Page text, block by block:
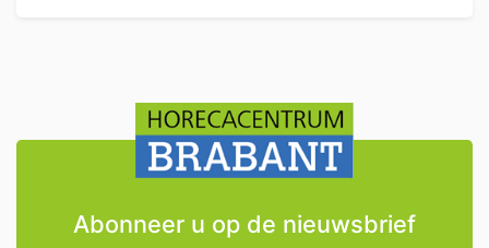
Abonneer u op de nieuwsbrief